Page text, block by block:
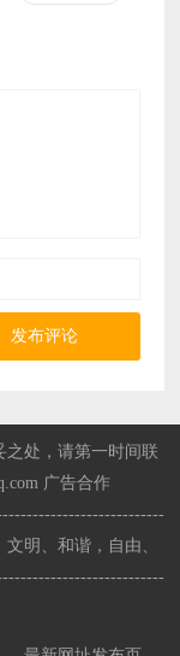
发布评论
之处，请第一时间联
广告合作
明、和谐，自由、